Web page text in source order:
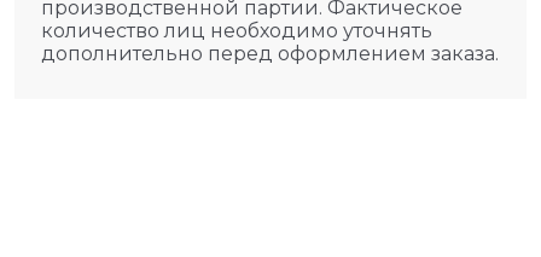
производственной партии. Фактическое
количество лиц необходимо уточнять
дополнительно перед оформлением заказа.